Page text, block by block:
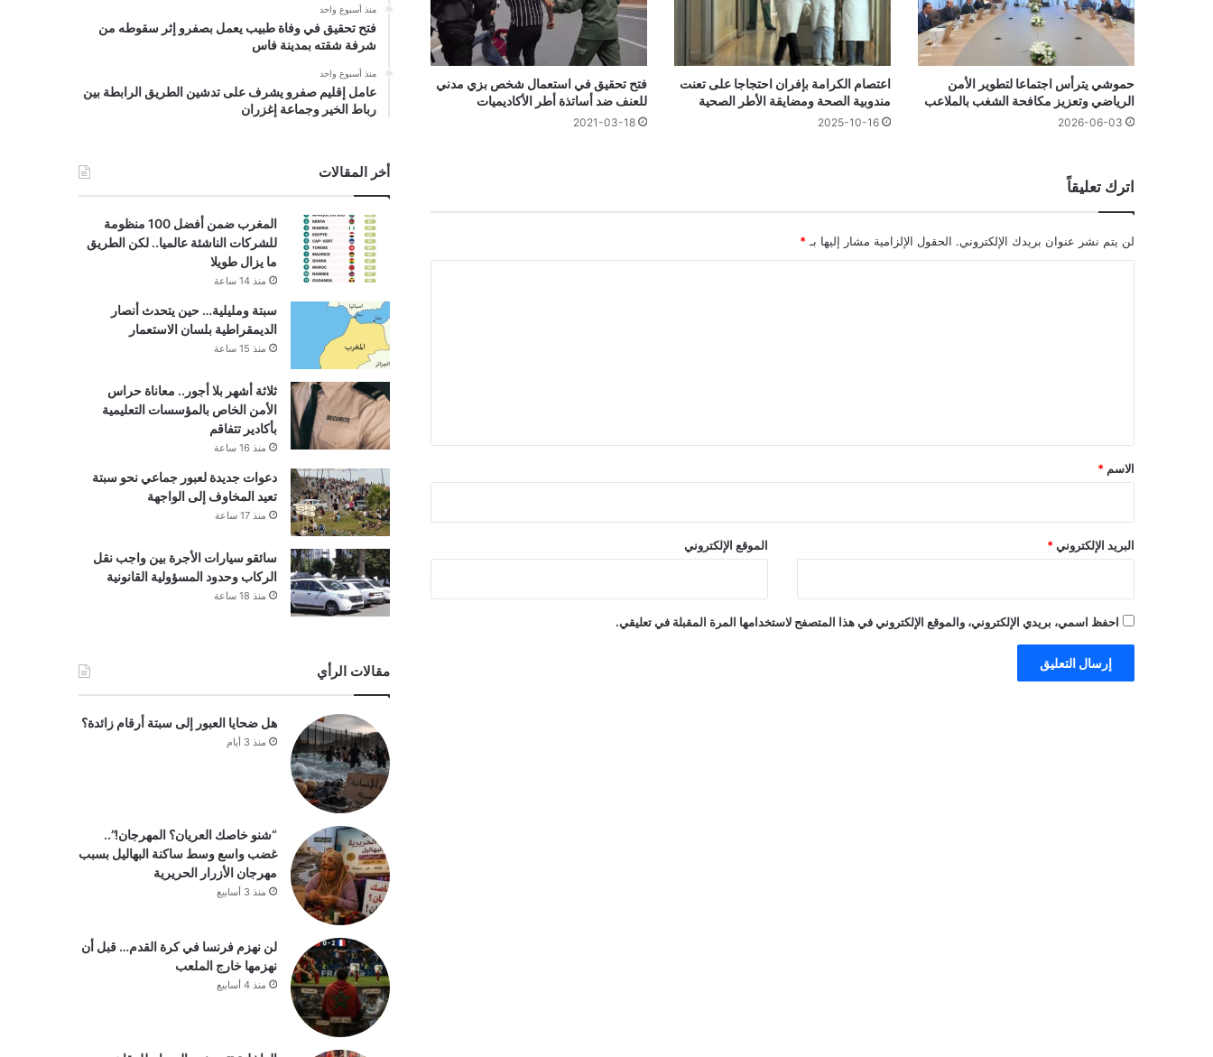
حموشي يترأس اجتماعا لتطوير الأمن
الرياضي وتعزيز مكافحة الشغب بالملاعب
2026-06-03
اعتصام الكرامة بإفران احتجاجا على تعنت
مندوبية الصحة ومضايقة الأطر الصحية
2025-10-16
فتح تحقيق في استعمال شخص بزي مدني
للعنف ضد أساتذة أطر الأكاديميات
2021-03-18
اترك تعليقاً
لن يتم نشر عنوان بريدك الإلكتروني. الحقول الإلزامية مشار إليها بـ *
*
الاسم *
البريد الإلكتروني * الموقع الإلكتروني
احفظ اسمي، بريدي الإلكتروني، والموقع الإلكتروني في هذا المتصفح لاستخدامها المرة المقبلة في تعليقي.
منذ أسبوع واحد
فتح تحقيق في وفاة طبيب يعمل بصفرو إثر سقوطه من
شرفة شقته بمدينة فاس
منذ أسبوع واحد
عامل إقليم صفرو يشرف على تدشين الطريق الرابطة بين
رباط الخير وجماعة إغزران
أخر المقالات
المغرب ضمن أفضل 100 منظومة
للشركات الناشئة عالميا.. لكن الطريق
ما يزال طويلا
منذ 14 ساعة
سبتة ومليلية… حين يتحدث أنصار
الديمقراطية بلسان الاستعمار
منذ 15 ساعة
ثلاثة أشهر بلا أجور.. معاناة حراس
الأمن الخاص بالمؤسسات التعليمية
بأكادير تتفاقم
منذ 16 ساعة
دعوات جديدة لعبور جماعي نحو سبتة
تعيد المخاوف إلى الواجهة
منذ 17 ساعة
سائقو سيارات الأجرة بين واجب نقل
الركاب وحدود المسؤولية القانونية
منذ 18 ساعة
مقالات الرأي
هل ضحايا العبور إلى سبتة أرقام زائدة؟
منذ 3 أيام
“شنو خاصك العريان؟ المهرجان!”..
غضب واسع وسط ساكنة البهاليل بسبب
مهرجان الأزرار الحريرية
منذ 3 أسابيع
لن نهزم فرنسا في كرة القدم… قبل أن
نهزمها خارج الملعب
منذ 4 أسابيع